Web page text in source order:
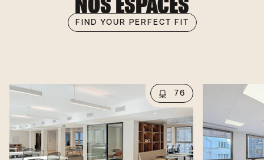
NOS ESPACES
FIND YOUR PERFECT FIT
76